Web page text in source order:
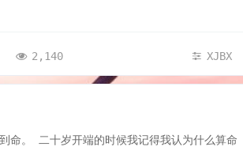
XJBX
2,140
命。 二十岁开端的时候我记得我认为什么算命